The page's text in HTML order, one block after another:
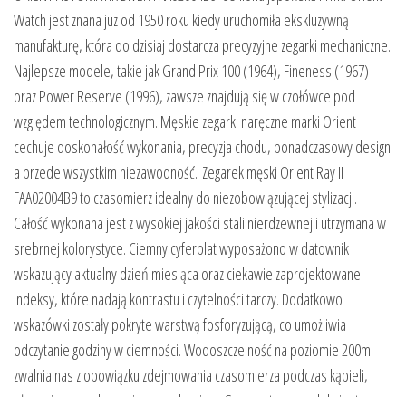
Watch jest znana juz od 1950 roku kiedy uruchomiła ekskluzywną
manufakturę, która do dzisiaj dostarcza precyzyjne zegarki mechaniczne.
Najlepsze modele, takie jak Grand Prix 100 (1964), Fineness (1967)
oraz Power Reserve (1996), zawsze znajdują się w czołówce pod
względem technologicznym. Męskie zegarki naręczne marki Orient
cechuje doskonałość wykonania, precyzja chodu, ponadczasowy design
a przede wszystkim niezawodność. Zegarek męski Orient Ray II
FAA02004B9 to czasomierz idealny do niezobowiązującej stylizacji.
Całość wykonana jest z wysokiej jakości stali nierdzewnej i utrzymana w
srebrnej kolorystyce. Ciemny cyferblat wyposażono w datownik
wskazujący aktualny dzień miesiąca oraz ciekawie zaprojektowane
indeksy, które nadają kontrastu i czytelności tarczy. Dodatkowo
wskazówki zostały pokryte warstwą fosforyzującą, co umożliwia
odczytanie godziny w ciemności. Wodoszczelność na poziomie 200m
zwalnia nas z obowiązku zdejmowania czasomierza podczas kąpieli,